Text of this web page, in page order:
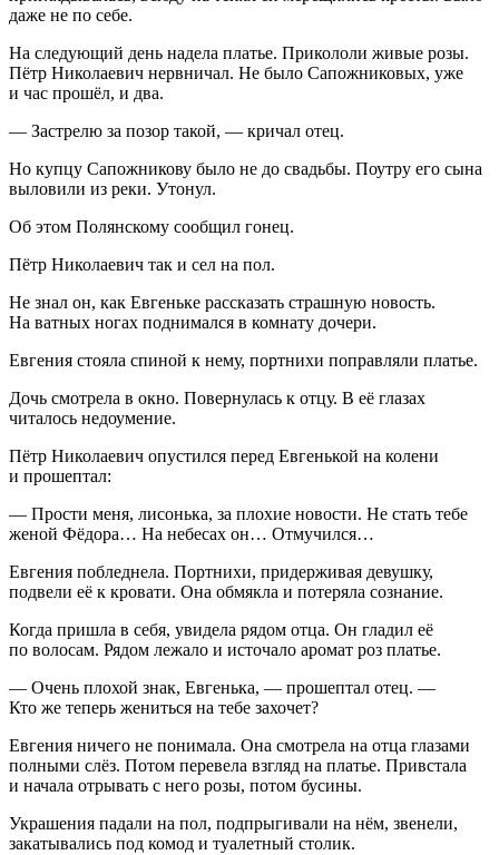
даже не по себе.
На следующий день надела платье. Прикололи живые розы.
Пётр Николаевич нервничал. Не было Сапожниковых, уже
и час прошёл, и два.
— Застрелю за позор такой, — кричал отец.
Но купцу Сапожникову было не до свадьбы. Поутру его сына
выловили из реки. Утонул.
Об этом Полянскому сообщил гонец.
Пётр Николаевич так и сел на пол.
Не знал он, как Евгеньке рассказать страшную новость.
На ватных ногах поднимался в комнату дочери.
Евгения стояла спиной к нему, портнихи поправляли платье.
Дочь смотрела в окно. Повернулась к отцу. В её глазах
читалось недоумение.
Пётр Николаевич опустился перед Евгенькой на колени
и прошептал:
— Прости меня, лисонька, за плохие новости. Не стать тебе
женой Фёдора… На небесах он… Отмучился…
Евгения побледнела. Портнихи, придерживая девушку,
подвели её к кровати. Она обмякла и потеряла сознание.
Когда пришла в себя, увидела рядом отца. Он гладил её
по волосам. Рядом лежало и источало аромат роз платье.
— Очень плохой знак, Евгенька, — прошептал отец. —
Кто же теперь жениться на тебе захочет?
Евгения ничего не понимала. Она смотрела на отца глазами
полными слёз. Потом перевела взгляд на платье. Привстала
и начала отрывать с него розы, потом бусины.
Украшения падали на пол, подпрыгивали на нём, звенели,
закатывались под комод и туалетный столик.